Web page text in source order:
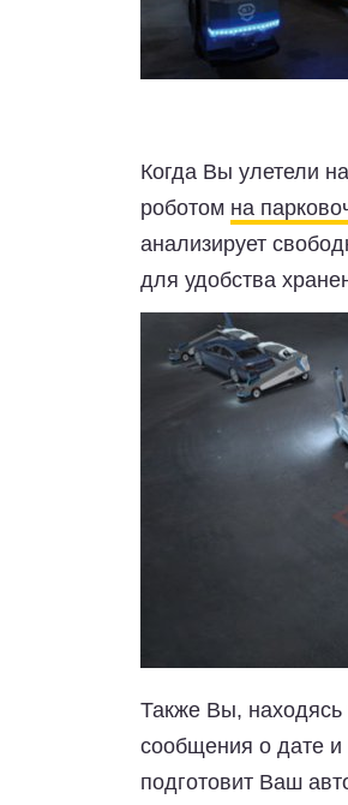
Когда Вы улетели
роботом на
анализирует
для удобства
Также Вы,
сообщения о дате и
подготовит Ваш